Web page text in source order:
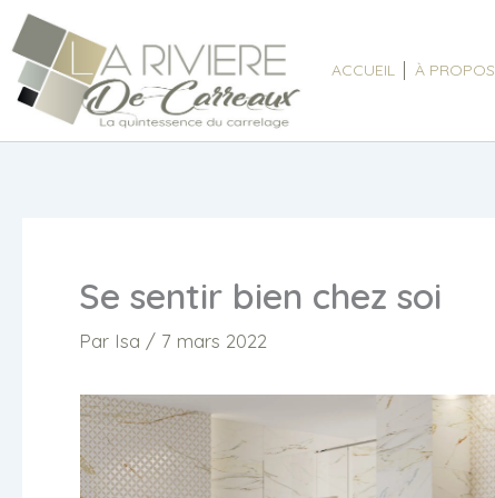
Aller
au
contenu
ACCUEIL À PROPOS
Se sentir bien chez soi
Par Isa / 7 mars 2022